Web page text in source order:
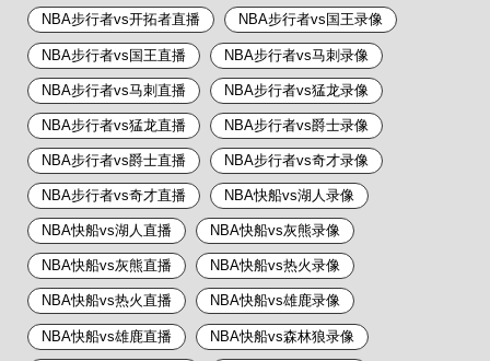
NBA步行者vs开拓者直播 NBA步行者vs国王录像
NBA步行者vs国王直播 NBA步行者vs马刺录像
NBA步行者vs马刺直播 NBA步行者vs猛龙录像
NBA步行者vs猛龙直播 NBA步行者vs爵士录像
NBA步行者vs爵士直播 NBA步行者vs奇才录像
NBA步行者vs奇才直播 NBA快船vs湖人录像
NBA快船vs湖人直播 NBA快船vs灰熊录像
NBA快船vs灰熊直播 NBA快船vs热火录像
NBA快船vs热火直播 NBA快船vs雄鹿录像
NBA快船vs雄鹿直播 NBA快船vs森林狼录像